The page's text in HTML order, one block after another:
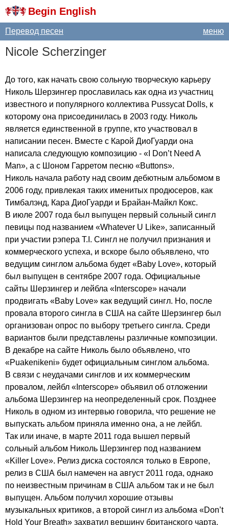
Begin English
меню
Перевод песен
Nicole Scherzinger
До того, как начать свою сольную творческую карьеру
Николь Шерзингер прославилась как одна из участниц
известного и популярного коллектива Pussycat Dolls, к
которому она присоединилась в 2003 году. Николь
является единственной в группе, кто участвовал в
написании песен. Вместе с Карой ДиоГуарди она
написала следующую композицию - « Don’t Need A
Man», а с Шоном Гарретом песню «Buttons».
Николь начала работу над своим дебютным альбомом в
2006 году, привлекая таких именитых продюсеров, как
Тимбалэнд, Кара ДиоГуарди и Брайан-Майкл Кокс.
В июле 2007 года был выпущен первый сольный сингл
певицы под названием «Whatever U Like», записанный
при участии рэпера T. . Сингл не получил признания и
коммерческого успеха, и вскоре было объявлено, что
ведущим синглом альбома будет «Baby Love», который
был выпущен в сентябре 2007 года. Официальные
сайты Шерзингер и лейбла « Interscope» начали
продвигать «Baby Love» как ведущий сингл. Но, после
провала второго сингла в США на сайте Шерзингер был
организован опрос по выбору третьего сингла. Среди
вариантов были представлены различные композиции.
В декабре на сайте Николь было объявлено, что
«Puakenikeni» будет официальным синглом альбома.
В связи с неудачами синглов и их коммерческим
провалом, лейбл « Interscope» объявил об отложении
альбома Шерзингер на неопределенный срок. Позднее
Николь в одном из интервью говорила, что решение не
выпускать альбом приняла именно она, а не лейбл.
Так или иначе, в марте 2011 года вышел первый
сольный альбом Николь Шерзингер под названием
«Killer Love». Релиз диска состоялся только в Европе,
релиз в США был намечен на август 2011 года, однако
по неизвестным причинам в США альбом так и не был
выпущен. Альбом получил хорошие отзывы
музыкальных критиков, а второй сингл из альбома «Don’t
Hold Your Breath» захватил вершину британского чарта.